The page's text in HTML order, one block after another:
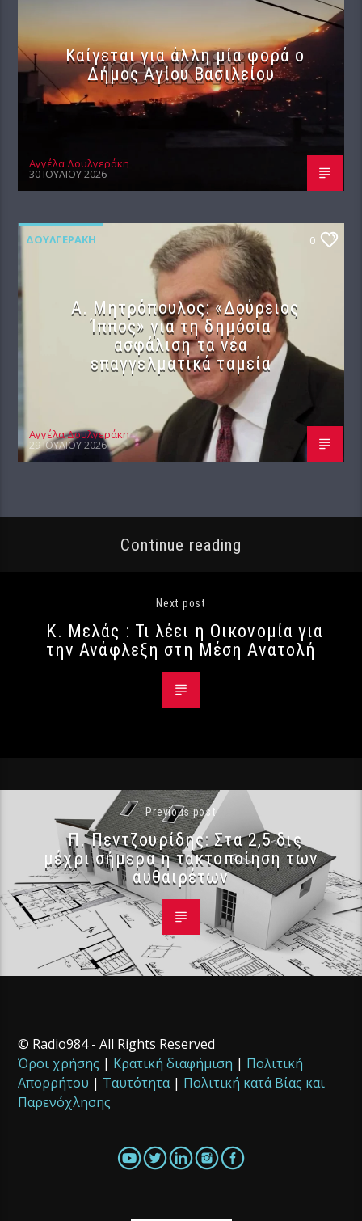
Καίγεται για άλλη μία φορά ο
Δήμος Αγίου Βασιλείου
Αγγέλα Δουλγεράκη
30 ΙΟΥΛΊΟΥ 2026
ΔΟΥΛΓΕΡΆΚΗ 0
Α. Μητρόπουλος: «Δούρειος
Ίππος» για τη δημόσια
ασφάλιση τα νέα
επαγγελματικά ταμεία
Αγγέλα Δουλγεράκη
29 ΙΟΥΛΊΟΥ 2026
Continue reading
Next post
Κ. Μελάς : Τι λέει η Οικονομία για
την Ανάφλεξη στη Μέση Ανατολή
Previous post
Π. Πεντζουρίδης: Στα 2,5 δις
μέχρι σήμερα η τακτοποίηση των
αυθαιρέτων
© Radio984 - All Rights Reserved
Όροι χρήσης | Κρατική διαφήμιση | Πολιτική
Απορρήτου | Ταυτότητα| Πολιτική κατά Βίας και
Παρενόχλησης